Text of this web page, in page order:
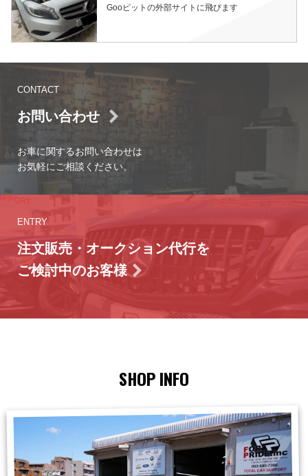
Gooピットの外部サイトに飛びます
CONTACT
お問い合わせ
お車に関するお問い合わせは
お気軽にご相談ください。
ENTRY
注文販売・オークション代行を
ご検討中のお客様
SHOP INFO